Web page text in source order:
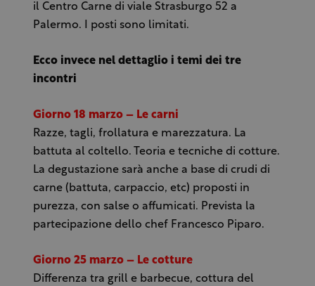
il Centro Carne di viale Strasburgo 52 a
Palermo. I posti sono limitati.
Ecco invece nel dettaglio i temi dei tre
incontri
Giorno 18 marzo – Le carni
Razze, tagli, frollatura e marezzatura. La
battuta al coltello. Teoria e tecniche di cotture.
La degustazione sarà anche a base di crudi di
carne (battuta, carpaccio, etc) proposti in
purezza, con salse o affumicati. Prevista la
partecipazione dello chef Francesco Piparo.
Giorno 25 marzo – Le cotture
Differenza tra grill e barbecue, cottura del